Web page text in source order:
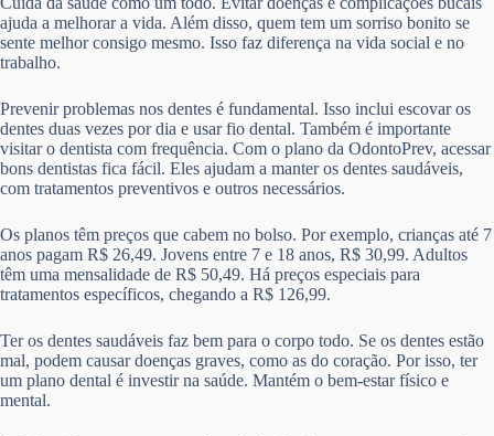
ajuda a melhorar a vida. Além disso, quem tem um sorriso bonito se
sente melhor consigo mesmo. Isso faz diferença na vida social e no
trabalho.
Prevenir problemas nos dentes é fundamental. Isso inclui escovar os
dentes duas vezes por dia e usar fio dental. Também é importante
visitar o dentista com frequência. Com o plano da OdontoPrev, acessar
bons dentistas fica fácil. Eles ajudam a manter os dentes saudáveis,
com tratamentos preventivos e outros necessários.
Os planos têm preços que cabem no bolso. Por exemplo, crianças até 7
anos pagam R$ 26,49. Jovens entre 7 e 18 anos, R$ 30,99. Adultos
têm uma mensalidade de R$ 50,49. Há preços especiais para
tratamentos específicos, chegando a R$ 126,99.
Ter os dentes saudáveis faz bem para o corpo todo. Se os dentes estão
mal, podem causar doenças graves, como as do coração. Por isso, ter
um plano dental é investir na saúde. Mantém o bem-estar físico e
mental.